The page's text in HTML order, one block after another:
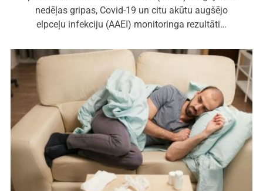
nedēļas gripas, Covid-19 un citu akūtu augšējo
elpceļu infekciju (AAEI) monitoringa rezultāti…